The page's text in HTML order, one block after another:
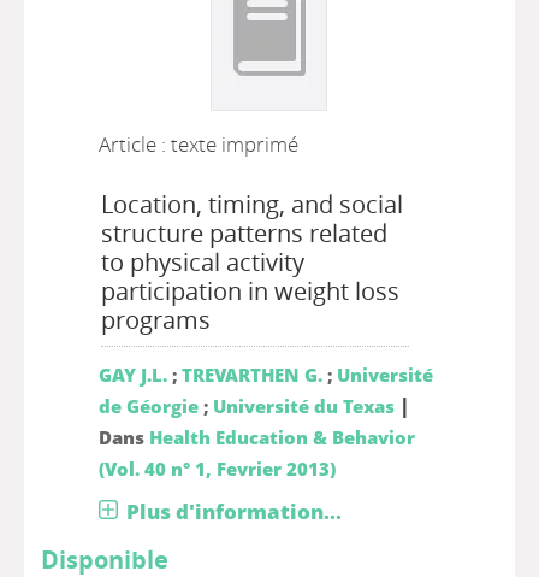
Article : texte imprimé
Location, timing, and social
structure patterns related
to physical activity
participation in weight loss
programs
GAY J.L.; TREVARTHEN G.; Université
de Géorgie; Université du Texas |
Dans Health Education & Behavior
(Vol. 40 n° 1, Fevrier 2013)
Plus d'information...
Disponible